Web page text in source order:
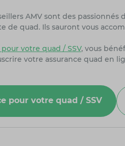
AMV sont des
de quad. Ils sauront vous
votre quad / SSV, vous
votre assurance quad
pour votre quad / SSV